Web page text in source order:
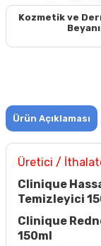
Kozmetik ve
Ürün Açıklaması
Üretici /
Clinique
Temizleyici
Clinique
150ml